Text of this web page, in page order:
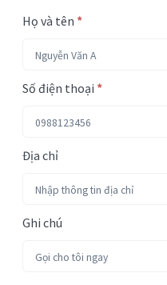
Họ và tên *
Số điện thoại *
Địa chỉ
Ghi chú